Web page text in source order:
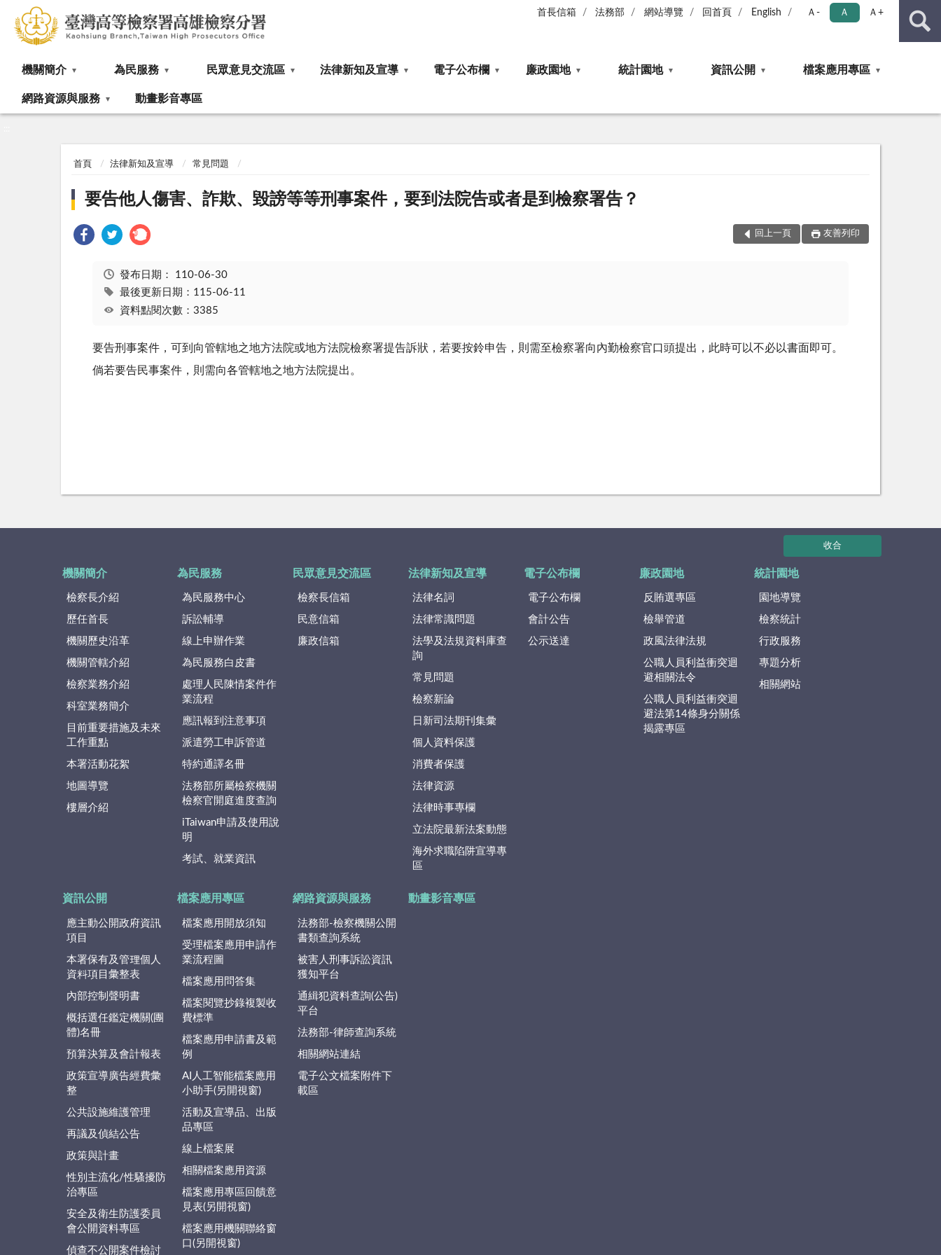
首長信箱 法務部 網站導覽 回首頁 English Ａ- Ａ Ａ+
機關簡介 為民服務 民眾意見交流區 法律新知及宣導 電子公布欄 廉政園地 統計園地 資訊公開 檔案應用專區
網路資源與服務 動畫影音專區
首頁 法律新知及宣導 常見問題
要告他人傷害、詐欺、毀謗等等刑事案件，要到法院告或者是到檢察署告？
回上一頁 友善列印
發布日期： 110-06-30
最後更新日期：115-06-11
資料點閱次數：3385
要告刑事案件，可到向管轄地之地方法院或地方法院檢察署提告訴狀，若要按鈴申告，則需至檢察署向內勤檢察官口頭提出，此時可以不必以書面即可。
倘若要告民事案件，則需向各管轄地之地方法院提出。
收合
機關簡介
檢察長介紹
歷任首長
機關歷史沿革
機關管轄介紹
檢察業務介紹
科室業務簡介
目前重要措施及未來
工作重點
本署活動花絮
地圖導覽
樓層介紹
為民服務
為民服務中心
訴訟輔導
線上申辦作業
為民服務白皮書
處理人民陳情案件作
業流程
應訊報到注意事項
派遣勞工申訴管道
特約通譯名冊
法務部所屬檢察機關
檢察官開庭進度查詢
iTaiwan申請及使用說
明
考試、就業資訊
民眾意見交流區
檢察長信箱
民意信箱
廉政信箱
法律新知及宣導
法律名詞
法律常識問題
法學及法規資料庫查
詢
常見問題
檢察新論
日新司法期刊集彙
個人資料保護
消費者保護
法律資源
法律時事專欄
立法院最新法案動態
海外求職陷阱宣導專
區
電子公布欄
電子公布欄
會計公告
公示送達
廉政園地
反賄選專區
檢舉管道
政風法律法規
公職人員利益衝突迴
避相關法令
公職人員利益衝突迴
避法第14條身分關係
揭露專區
統計園地
園地導覽
檢察統計
行政服務
專題分析
相關網站
資訊公開
應主動公開政府資訊
項目
本署保有及管理個人
資料項目彙整表
內部控制聲明書
概括選任鑑定機關(團
體)名冊
預算決算及會計報表
政策宣導廣告經費彙
整
公共設施維護管理
再議及偵結公告
政策與計畫
性別主流化/性騷擾防
治專區
安全及衛生防護委員
會公開資料專區
偵查不公開案件檢討
檔案應用專區
檔案應用開放須知
受理檔案應用申請作
業流程圖
檔案應用問答集
檔案閱覽抄錄複製收
費標準
檔案應用申請書及範
例
AI人工智能檔案應用
小助手(另開視窗)
活動及宣導品、出版
品專區
線上檔案展
相關檔案應用資源
檔案應用專區回饋意
見表(另開視窗)
檔案應用機關聯絡窗
口(另開視窗)
網路資源與服務
法務部-檢察機關公開
書類查詢系統
被害人刑事訴訟資訊
獲知平台
通緝犯資料查詢(公告)
平台
法務部-律師查詢系統
相關網站連結
電子公文檔案附件下
載區
動畫影音專區